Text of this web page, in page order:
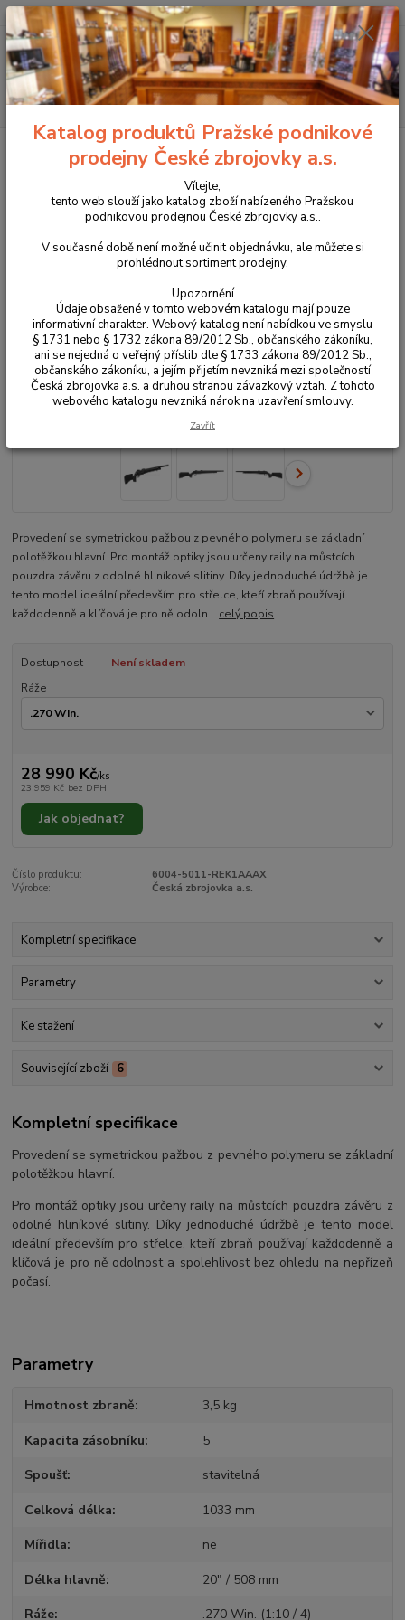
Menu
Hledat
+420 225 375 800
Dlouhé zbraně Kulovnice série CZ 600+
600 + ALPHA
CZ 600 + ALPHA
Provedení se symetrickou pažbou z pevného polymeru se základní
polotěžkou hlavní. Pro montáž optiky jsou určeny raily na můstcích
pouzdra závěru z odolné hliníkové slitiny. Díky jednoduché údržbě je
tento model ideální především pro střelce, kteří zbraň používají
každodenně a klíčová je pro ně odoln... celý popis
Dostupnost
Není skladem
Ráže
28 990 Kč/ks
23 959 Kč bez DPH
Jak objednat?
Číslo produktu:
6004-5011-REK1AAAX
Výrobce:
Česká zbrojovka a.s.
Kompletní specifikace
Parametry
Ke stažení
Související zboží 6
Kompletní specifikace
Provedení se symetrickou pažbou z pevného polymeru se základní
polotěžkou hlavní.
Pro montáž optiky jsou určeny raily na můstcích pouzdra závěru z
odolné hliníkové slitiny. Díky jednoduché údržbě je tento model
ideální především pro střelce, kteří zbraň používají každodenně a
klíčová je pro ně odolnost a spolehlivost bez ohledu na nepřízeň
počasí.
Parametry
Hmotnost zbraně 3,5 kg
Kapacita zásobníku 5
Spoušť stavitelná
Celková délka 1033 mm
Mířidla ne
Délka hlavně 20" / 508 mm
Ráže .270 Win. (1:10 / 4)
Katalog produktů Pražské podnikové
prodejny České zbrojovky a.s.
Vítejte,
tento web slouží jako katalog zboží nabízeného Pražskou
podnikovou prodejnou České zbrojovky a.s..
V současné době není možné učinit objednávku, ale můžete si
prohlédnout sortiment prodejny.
Upozornění
Údaje obsažené v tomto webovém katalogu mají pouze
informativní charakter. Webový katalog není nabídkou ve smyslu
§ 1731 nebo § 1732 zákona 89/2012 Sb., občanského zákoníku,
ani se nejedná o veřejný příslib dle § 1733 zákona 89/2012 Sb.,
občanského zákoníku, a jejím přijetím nevzniká mezi společností
Česká zbrojovka a.s. a druhou stranou závazkový vztah. Z tohoto
webového katalogu nevzniká nárok na uzavření smlouvy.
Zavřít